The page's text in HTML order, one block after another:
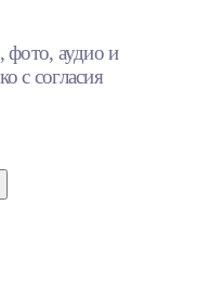
фото, аудио и
с согласия